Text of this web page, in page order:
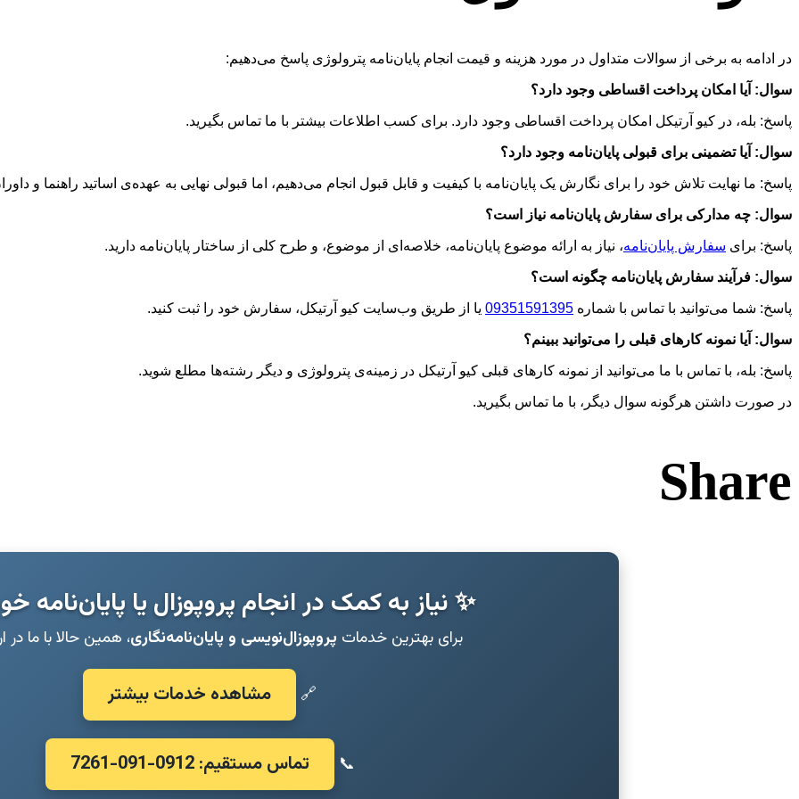
در ادامه به برخی از سوالات متداول در مورد هزینه و قیمت انجام پایان‌نامه پترولوژی پاسخ می‌دهیم:
سوال: آیا امکان پرداخت اقساطی وجود دارد؟
پاسخ: بله، در کیو آرتیکل امکان پرداخت اقساطی وجود دارد. برای کسب اطلاعات بیشتر با ما تماس بگیرید.
سوال: آیا تضمینی برای قبولی پایان‌نامه وجود دارد؟
پاسخ: ما نهایت تلاش خود را برای نگارش یک پایان‌نامه با کیفیت و قابل قبول انجام می‌دهیم، اما قبولی نهایی به عهده‌ی اساتید راهنما و
سوال: چه مدارکی برای سفارش پایان‌نامه نیاز است؟
پاسخ: برای سفارش پایان‌نامه، نیاز به ارائه موضوع پایان‌نامه، خلاصه‌ای از موضوع، و طرح کلی از ساختار پایان‌نامه دارید.
سوال: فرآیند سفارش پایان‌نامه چگونه است؟
پاسخ: شما می‌توانید با تماس با شماره 09351591395 یا از طریق وب‌سایت کیو آرتیکل، سفارش خود را ثبت کنید.
سوال: آیا نمونه کارهای قبلی را می‌توانید ببینم؟
پاسخ: بله، با تماس با ما می‌توانید از نمونه کارهای قبلی کیو آرتیکل در زمینه‌ی پترولوژی و دیگر رشته‌ها مطلع شوید.
در صورت داشتن هرگونه سوال دیگر، با ما تماس بگیرید.
Share
✨ نیاز به کمک در انجام پروپوزال یا پایان‌نامه
برای بهترین خدمات پروپوزال‌نویسی و پایان‌نامه‌نگاری، همین حالا با ما در
🔗 مشاهده خدمات بیشتر
📞 تماس مستقیم: 0912-091-7261